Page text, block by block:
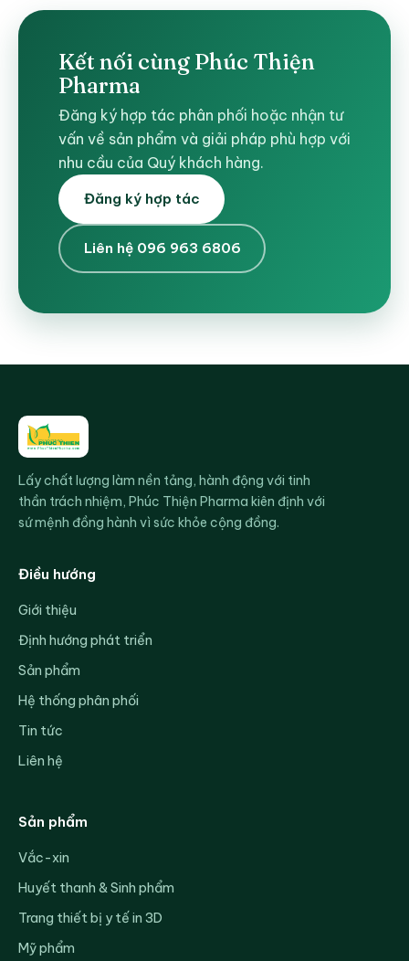
Kết nối cùng Phúc Thiện
Pharma
Đăng ký hợp tác phân phối hoặc nhận tư
vấn về sản phẩm và giải pháp phù hợp với
nhu cầu của Quý khách hàng.
Đăng ký hợp tác
Liên hệ 096 963 6806
Lấy chất lượng làm nền tảng, hành động với tinh
thần trách nhiệm, Phúc Thiện Pharma kiên định với
sứ mệnh đồng hành vì sức khỏe cộng đồng.
Điều hướng
Giới thiệu
Định hướng phát triển
Sản phẩm
Hệ thống phân phối
Tin tức
Liên hệ
Sản phẩm
Vắc-xin
Huyết thanh & Sinh phẩm
Trang thiết bị y tế in 3D
Mỹ phẩm